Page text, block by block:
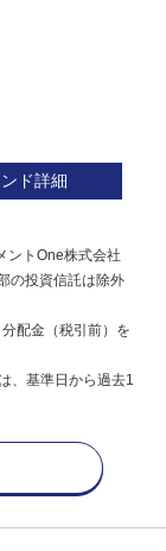
ド詳細
ントOne株式会社
の投資信託は除外
配金（税引前）を
、基準日から過去1